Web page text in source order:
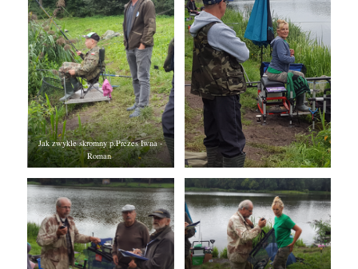
Jak zwykle skromny p.Prezes Iwna -
Roman